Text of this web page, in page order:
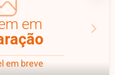
em
em breve